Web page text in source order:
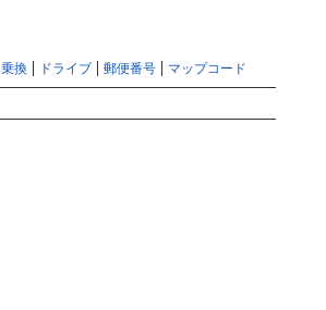
乗換 ドライブ 郵便番号 マップコード